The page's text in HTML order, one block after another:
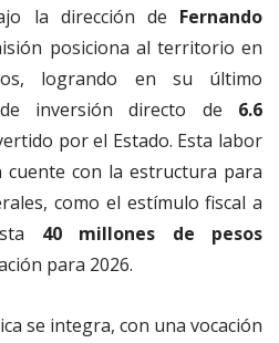
la dirección de Fernando
posiciona al territorio en
logrando en su último
inversión directo de 6.6
por el Estado. Esta labor
cuente con la estructura para
como el estímulo fiscal a
40 millones de pesos
para 2026.
se integra, con una vocación